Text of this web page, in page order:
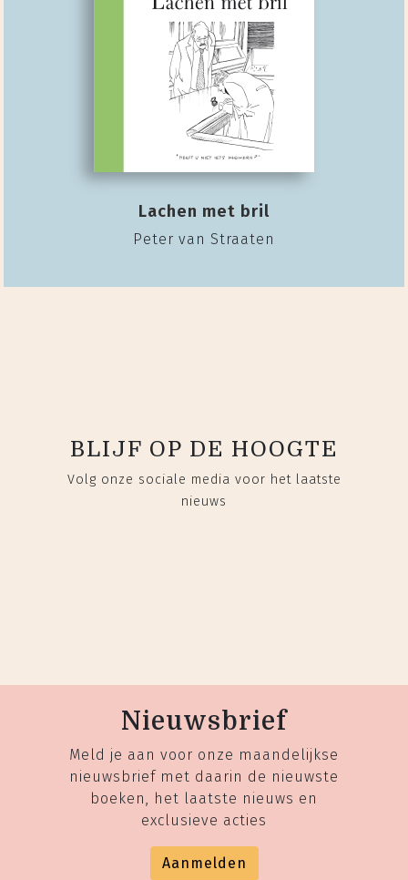
Lachen met bril
Peter van Straaten
BLIJF OP DE HOOGTE
Volg onze sociale media voor het laatste
nieuws
Nieuwsbrief
Meld je aan voor onze maandelijkse
nieuwsbrief met daarin de nieuwste
boeken, het laatste nieuws en
exclusieve acties
Aanmelden